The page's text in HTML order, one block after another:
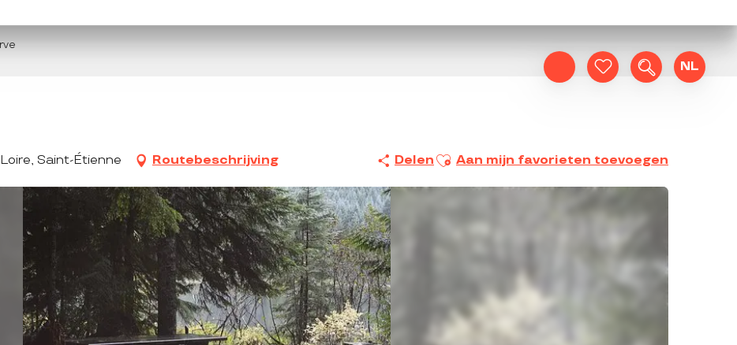
Zoek op
NL
Saint-Étienne
Routebeschrijving Delen Ajouter aux favoris
Aan mijn favorieten toevoegen